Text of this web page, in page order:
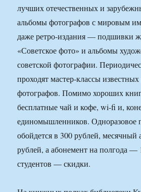
лучших отечественных и
альбомы фотографов с мировым
даже ретро-издания — подшивки
«Советское фото» и альбомы
советской фотографии.
проходят мастер-классы
фотографов. Помимо хороших
бесплатные чай и кофе, wi-fi и,
единомышленников. Одноразовое
обойдется в 300 рублей,
рублей, а абонемент на полгода —
студентов — скидки.